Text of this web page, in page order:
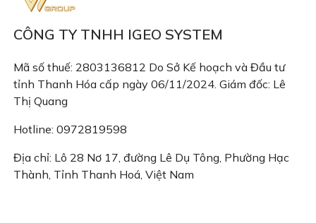
CÔNG TY TNHH IGEO SYSTEM
Mã số thuế: 2803136812 Do Sở Kế hoạch và Đầu tư
tỉnh Thanh Hóa cấp ngày 06/11/2024. Giám đốc: Lê
Thị Quang
Hotline: 0972819598
Địa chỉ: Lô 28 Nơ 17, đường Lê Dụ Tông, Phường Hạc
Thành, Tỉnh Thanh Hoá, Việt Nam